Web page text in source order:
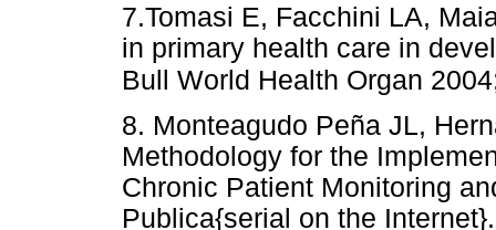
7.Tomasi E, Facchini LA,
in primary health care in
Bull World Health Organ
8. Monteagudo Peña JL,
Methodology for the
Chronic Patient Monitoring
Publica{serial on the